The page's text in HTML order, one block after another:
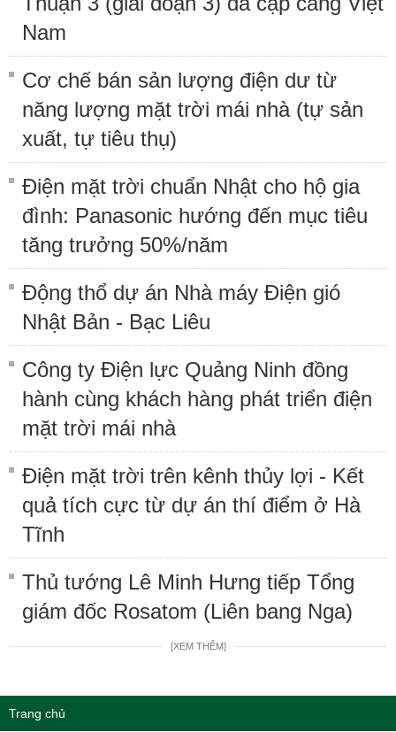
Nam
Cơ chế bán sản lượng điện dư từ
năng lượng mặt trời mái nhà (tự sản
xuất, tự tiêu thụ)
Điện mặt trời chuẩn Nhật cho hộ gia
đình: Panasonic hướng đến mục tiêu
tăng trưởng 50%/năm
Động thổ dự án Nhà máy Điện gió
Nhật Bản - Bạc Liêu
Công ty Điện lực Quảng Ninh đồng
hành cùng khách hàng phát triển điện
mặt trời mái nhà
Điện mặt trời trên kênh thủy lợi - Kết
quả tích cực từ dự án thí điểm ở Hà
Tĩnh
Thủ tướng Lê Minh Hưng tiếp Tổng
giám đốc Rosatom (Liên bang Nga)
[XEM THÊM]
Trang chủ